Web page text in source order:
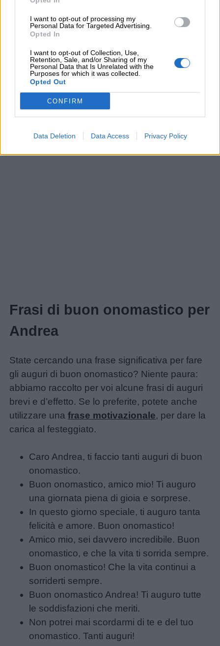
I want to opt-out of processing my
Personal Data for Targeted Advertising.
Opted In
I want to opt-out of Collection, Use,
Retention, Sale, and/or Sharing of my
Personal Data that Is Unrelated with the
Purposes for which it was collected.
Opted Out
CONFIRM
Data Deletion Data Access Privacy Policy
Frasi di buon onomastico per
Andrea
State cercando una frase significativa per fare
gli auguri di buon onomastico? Niente paura:
abbiamo raccolto per voi alcune frasi di auguri
brevi e d’effetto. Se lo preferite, potete anche
utilizzare unafrase motivazionale, per dare la
carica al festeggiato.
Caro Andrea, ti faccio tanti auguri di buon
onomastico.
Buon onomastico, amico mio! Ti auguro
una giornata piena di gioia e sorprese.
In questo giorno speciale, ti auguro tanta
felicità e amore. Buon onomastico!
Amico mio, sei davvero incredibile. Buon
onomastico, e che la vita ti sorrida sempre.
Buon onomastico! Che la vita continui a
sorriderti sempre.
Buon onomastico Andrea! Ti auguro tutte
le soddisfazioni che meriti.
Non potrei mai scordarmi di te e del tuo
onomastico. Tanti auguri!